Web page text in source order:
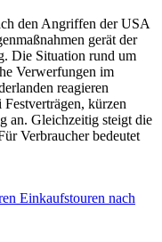
den Angriffen der USA
gerät der
Die Situation rund um
Verwerfungen im
reagieren
kürzen
an. Gleichzeitig steigt die
Verbraucher bedeutet
Einkaufstouren nach